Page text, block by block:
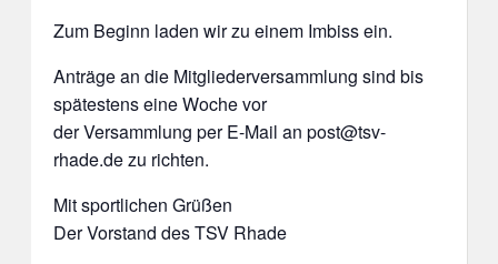
Zum Beginn laden wir zu einem Imbiss ein.
Anträge an die Mitgliederversammlung sind bis
spätestens eine Woche vor
der Versammlung per E-Mail an post@tsv-
rhade.de zu richten.
Mit sportlichen Grüßen
Der Vorstand des TSV Rhade